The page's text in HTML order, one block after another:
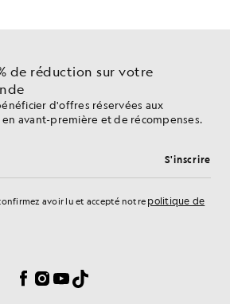
de réduction sur votre
d'offres réservées aux
en avant-première et de récompenses.
S'inscrire
avoir lu et accepté notre politique de
Facebook
Instagram
YouTube
TikTok